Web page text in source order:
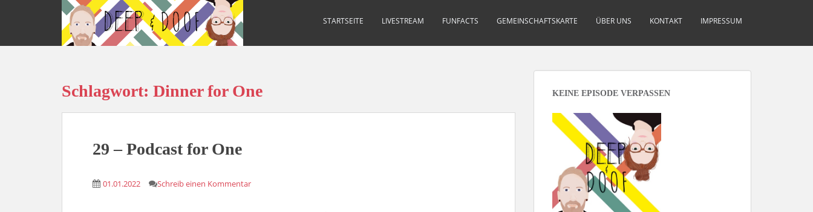
p
STARTSEITE LIVESTREAM FUNFACTS GEMEINSCHAFTSKARTE ÜBER UNS KONTAKT IMPRESSUM
Schlagwort: Dinner for One
29 – Podcast for One
01.01.2022 Schreib einen Kommentar
KEINE EPISODE VERPASSEN